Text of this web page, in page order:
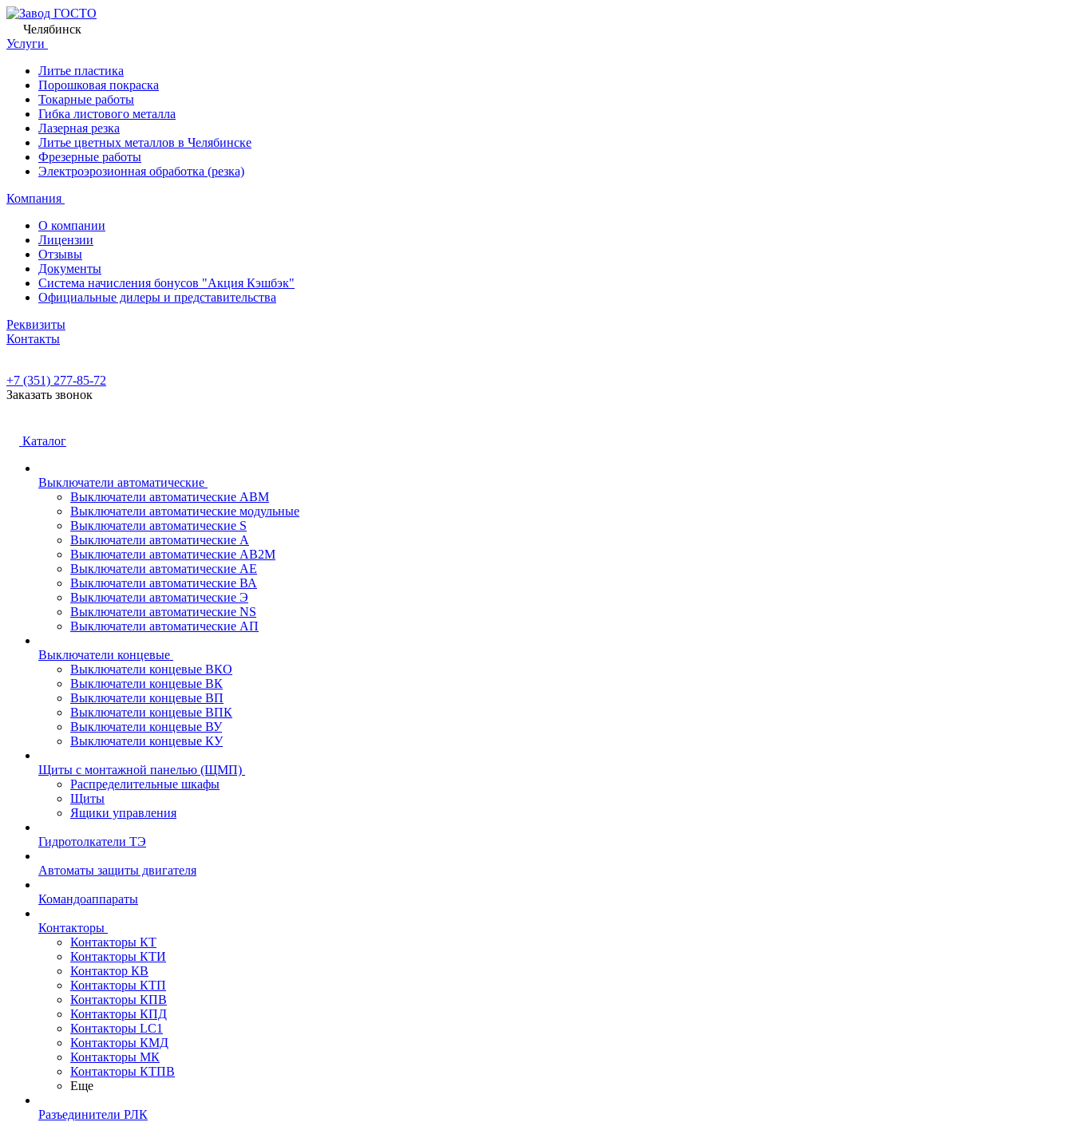
Челябинск
Услуги
Литье пластика
Порошковая покраска
Токарные работы
Гибка листового металла
Лазерная резка
Литье цветных металлов в Челябинске
Фрезерные работы
Электроэрозионная обработка (резка)
Компания
О компании
Лицензии
Отзывы
Документы
Система начисления бонусов "Акция Кэшбэк"
Официальные дилеры и представительства
Реквизиты
Контакты
+7 (351) 277-85-72
Заказать звонок
Каталог
Выключатели автоматические
Выключатели автоматические АВМ
Выключатели автоматические модульные
Выключатели автоматические S
Выключатели автоматические А
Выключатели автоматические АВ2М
Выключатели автоматические АЕ
Выключатели автоматические ВА
Выключатели автоматические Э
Выключатели автоматические NS
Выключатели автоматические АП
Выключатели концевые
Выключатели концевые ВКО
Выключатели концевые ВК
Выключатели концевые ВП
Выключатели концевые ВПК
Выключатели концевые ВУ
Выключатели концевые КУ
Щиты с монтажной панелью (ЩМП)
Распределительные шкафы
Щиты
Ящики управления
Гидротолкатели ТЭ
Автоматы защиты двигателя
Командоаппараты
Контакторы
Контакторы КТ
Контакторы КТИ
Контактор КВ
Контакторы КТП
Контакторы КПВ
Контакторы КПД
Контакторы LC1
Контакторы КМД
Контакторы МК
Контакторы КТПВ
Еще
Разъединители РЛК